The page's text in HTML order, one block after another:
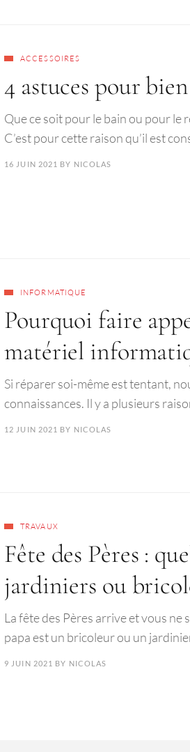
ACCESSOIRES
4 astuces pour
Que ce soit pour le bain ou pour le
C’est pour cette raison qu’il est
16 JUIN 2021 BY NICOLAS
INFORMATIQUE
Pourquoi faire
matériel
Si réparer soi-même est tentant,
connaissances. Il y a plusieurs
12 JUIN 2021 BY NICOLAS
TRAVAUX
Fête des Pères :
jardiniers ou
La fête des Pères arrive et vous
papa est un bricoleur ou un
9 JUIN 2021 BY NICOLAS